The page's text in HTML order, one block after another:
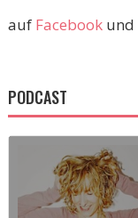
auf Facebookund
PODCAST